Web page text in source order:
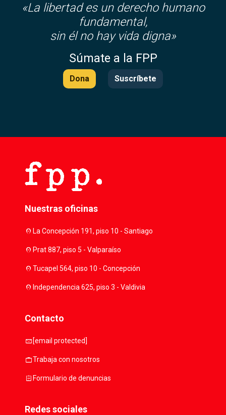
«La libertad es un derecho humano
fundamental,
sin él no hay vida digna»
Súmate a la FPP
Dona Suscríbete
Nuestras oficinas
location_onLa Concepción 191, piso 10 - Santiago
location_onPrat 887, piso 5 - Valparaíso
location_onTucapel 564, piso 10 - Concepción
location_onIndependencia 625, piso 3 - Valdivia
Contacto
mail [email protected]
workTrabaja con nosotros
assignmentFormulario de denuncias
Redes sociales